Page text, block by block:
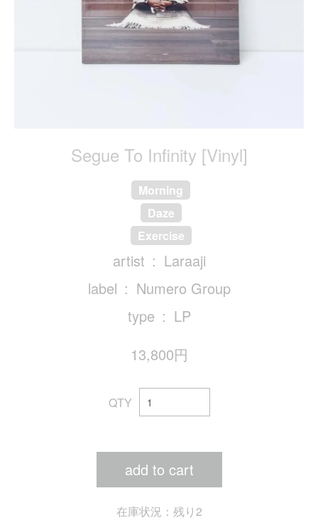
Segue To Infinity [Vinyl]
Morning
Daze
Exercise
artist
Laraaji
label
Numero Group
type
LP
13,800円
QTY
add to cart
在庫状況：残り2